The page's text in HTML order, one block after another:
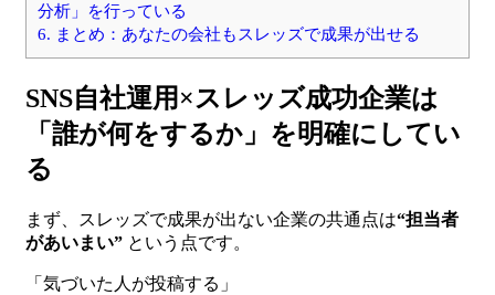
分析」を行っている
6. まとめ：あなたの会社もスレッズで成果が出せる
SNS自社運用×スレッズ成功企業は
「誰が何をするか」を明確にしてい
る
まず、スレッズで成果が出ない企業の共通点は“担当者
があいまい” という点です。
「気づいた人が投稿する」